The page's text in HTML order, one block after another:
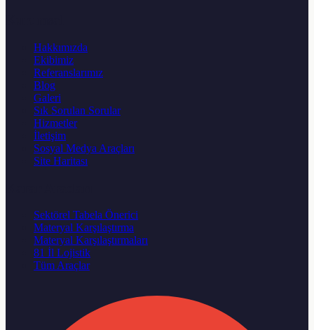
Hakkımızda
Ekibimiz
Referanslarımız
Blog
Galeri
Sık Sorulan Sorular
Hizmetler
İletişim
Sosyal Medya Araçları
Site Haritası
Sektörel Tabela Önerici
Materyal Karşılaştırma
Materyal Karşılaştırmaları
81 İl Lojistik
Tüm Araçlar